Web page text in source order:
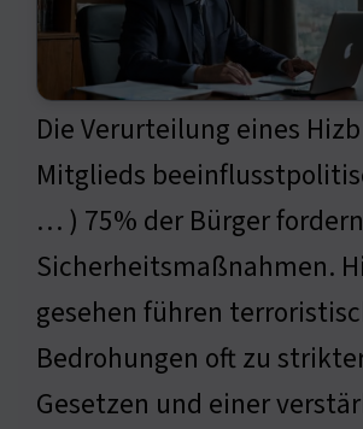
Die Verurteilung eines
Mitglieds
… ) 75% der Bürger
Sicherheitsmaßnahmen.
gesehen führen
Bedrohungen oft zu
Gesetzen und einer